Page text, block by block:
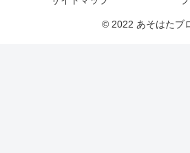
© 2022 あそはたブ